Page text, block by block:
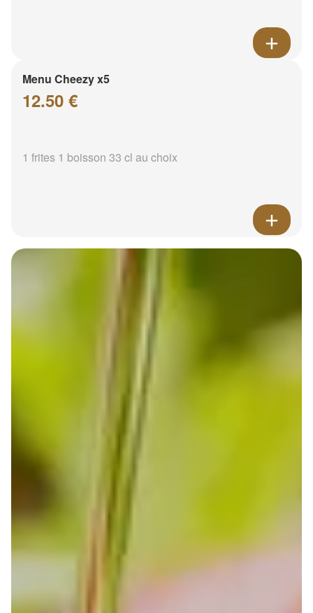
Menu Cheezy x5
12.50 €
1 frites 1 boisson 33 cl au choix